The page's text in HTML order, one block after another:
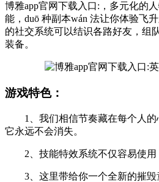
博雅app官网下载入口:，多元化的
能，duō 种副本wán 法让你体验飞
的社交系统可以结识各路好友，组
装备。
游戏特色：
1、我们相信节奏藏在每个人的
它永远不会消失。
2、技能特效系统不仅容易使用
3、这里带给你一个全新的摧毁